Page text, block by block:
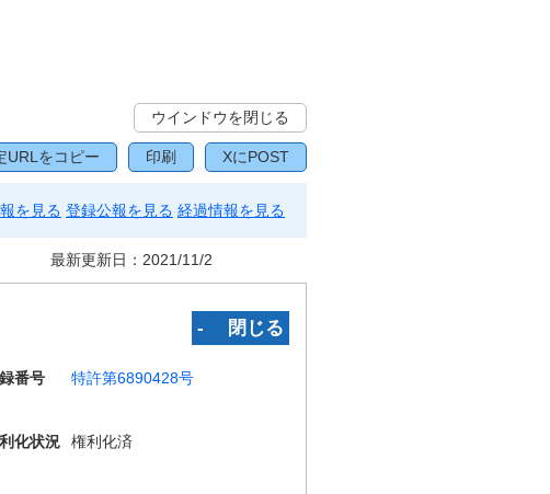
ウインドウを閉じる
URLをコピー 印刷 XにPOST
を見る 登録公報を見る 経過情報を見る
最新更新日： 2021/11/2
‐ 閉じる
番号
特許第6890428号
化状況
権利化済